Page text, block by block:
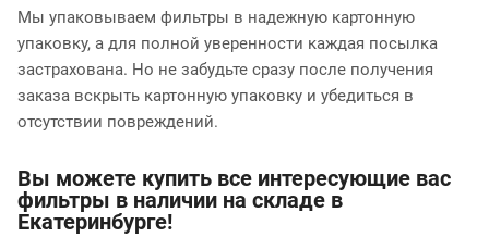
Мы упаковываем фильтры в надежную картонную
упаковку, а для полной уверенности каждая посылка
застрахована. Но не забудьте сразу после получения
заказа вскрыть картонную упаковку и убедиться в
отсутствии повреждений.
Вы можете купить все интересующие вас
фильтры в наличии на складе в
Екатеринбурге!